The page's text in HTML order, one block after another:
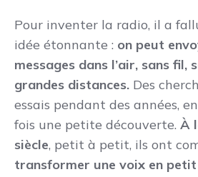
Pour inventer la radio, il a
idée étonnante : on peut
messages dans l’air, sans fil,
grandes distances. Des
essais pendant des années,
fois une petite découverte. À
siècle, petit à petit, ils ont
transformer une voix en petit